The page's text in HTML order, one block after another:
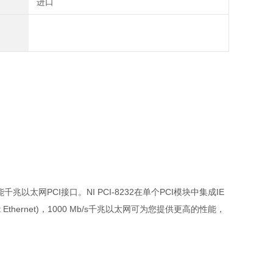
兆以太网PCI接口。NI PCI-8232在单个PCI模块中集成IE
，1000 Mb/s千兆以太网可为您提供更高的性能，